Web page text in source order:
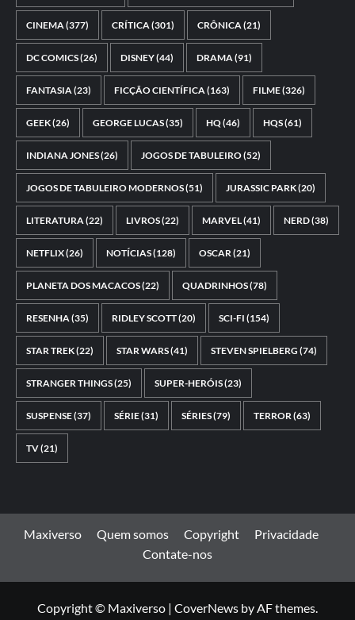
CINEMA(377) CRÍTICA(301) CRÔNICA(21)
DC COMICS(26) DISNEY(44) DRAMA(91)
FANTASIA(23) FICÇÃO CIENTÍFICA(163) FILME(326)
GEEK(26) GEORGE LUCAS(35) HQ(46) HQS(61)
INDIANA JONES(26) JOGOS DE TABULEIRO(52)
JOGOS DE TABULEIRO MODERNOS(51) JURASSIC PARK(20)
LITERATURA(22) LIVROS(22) MARVEL(41) NERD(38)
NETFLIX(26) NOTÍCIAS(128) OSCAR(21)
PLANETA DOS MACACOS(22) QUADRINHOS(78)
RESENHA(35) RIDLEY SCOTT(20) SCI-FI (154)
STAR TREK(22) STAR WARS(41) STEVEN SPIELBERG (74)
STRANGER THINGS(25) SUPER-HERÓIS(23)
SUSPENSE(37) SÉRIE(31) SÉRIES(79) TERROR(63)
TV(21)
Maxiverso Quem somos Copyright
Privacidade
Contate-nos
Copyright © Maxiverso | CoverNews by AF themes.